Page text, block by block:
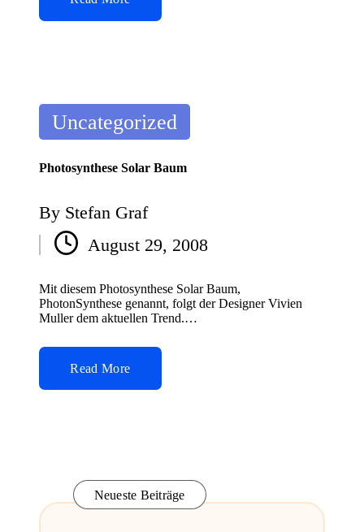
Posted
in
Uncategorized
Photosynthese Solar Baum
Posted
by
By Stefan Graf
August 29, 2008
Mit diesem Photosynthese Solar Baum,
PhotonSynthese genannt, folgt der Designer Vivien
Muller dem aktuellen Trend.…
Read More
Neueste Beiträge